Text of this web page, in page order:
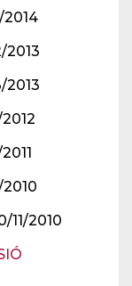
2014
2013
2013
2010
11/2010